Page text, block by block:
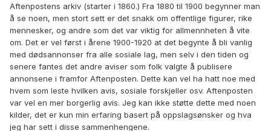
Aftenpostens arkiv (starter i 1860.) Fra 1880 til 1900 begynner man
å se noen, men stort sett er det snakk om offentlige figurer, rike
mennesker, og andre som det var viktig for allmennheten å vite
om. Det er vel først i årene 1900-1920 at det begynte å bli vanlig
med dødsannonser fra alle sosiale lag, men selv i den tiden og
senere fantes det andre aviser som folk valgte å publisere
annonsene i framfor Aftenposten. Dette kan vel ha hatt noe med
hvem som leste hvilken avis, sosiale forskjeller osv. Aftenposten
var vel en mer borgerlig avis. Jeg kan ikke støtte dette med noen
kilder, det er kun min erfaring basert på oppslagsønsker og hva
jeg har sett i disse sammenhengene.